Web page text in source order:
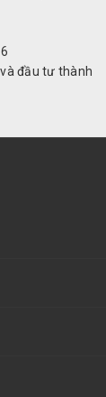
đầu tư thành